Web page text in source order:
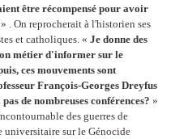
être récompensé pour avoir
» . On reprocherait à l'historien ses
et catholiques. « Je donne des
métier d'informer sur le
ces mouvements sont
François-Georges Dreyfus
de nombreuses conférences? »
des guerres de
universitaire sur le Génocide